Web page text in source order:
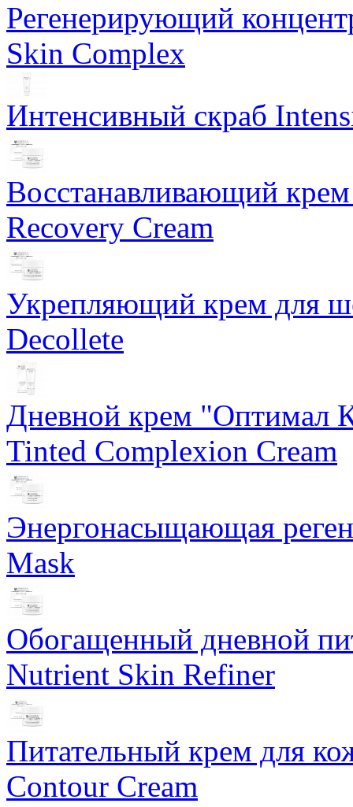
Регенерирующий
Skin Complex
Интенсивный скраб
Восстанавливающий
Recovery Cream
Укрепляющий крем для
Decollete
Дневной крем "Оптимал
Tinted Complexion Cream
Энергонасыщающая
Mask
Обогащенный дневной
Nutrient Skin Refiner
Питательный крем для
Contour Cream